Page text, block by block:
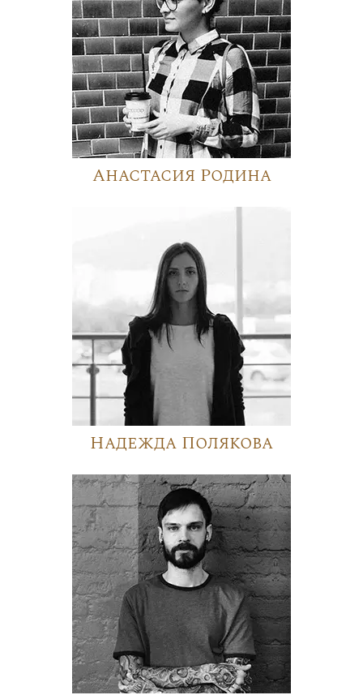
Анастасия Родина
Надежда Полякова